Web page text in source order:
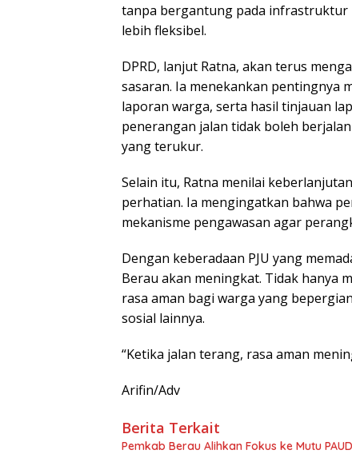
tanpa bergantung pada infrastruktur
lebih fleksibel.
DPRD, lanjut Ratna, akan terus
sasaran. Ia menekankan pentingnya
laporan warga, serta hasil tinjauan
penerangan jalan tidak boleh
yang terukur.
Selain itu, Ratna menilai
perhatian. Ia mengingatkan bahwa
mekanisme pengawasan agar
Dengan keberadaan PJU yang
Berau akan meningkat. Tidak hanya
rasa aman bagi warga yang
sosial lainnya.
“Ketika jalan terang, rasa aman
Arifin/Adv
Berita Terkait
Pemkab Berau Alihkan Fokus ke Mutu